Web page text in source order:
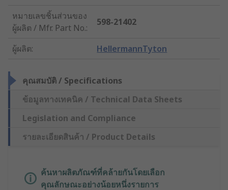
หมายเลขชิ้นส่วนของ
ผู้ผลิต / Mfr. Part No.:
598-21402
ผู้ผลิต: HellermannTyton
คุณสมบัติ / Specifications
ข้อมูลทางเทคนิค / Technical Data Sheets
Legislation and Compliance
รายละเอียดสินค้า / Product Details
ค้นหาผลิตภัณฑ์ที่คล้ายกันโดยเลือก
คุณลักษณะอย่างน้อยหนึ่งรายการ